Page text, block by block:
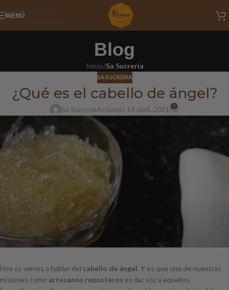
Skip to navigation
Skip to main content
MENÚ
Blog
Inicio/Sa Sucreria
SA SUCRERIA
¿Qué es el cabello de ángel?
Sa SucreriaActivado 14 abril, 2021 0
Hoy os vamos a hablar del cabello de ángel. Y es que una de nuestras
misiones como artesanos reposteros es dar voz a aquellos